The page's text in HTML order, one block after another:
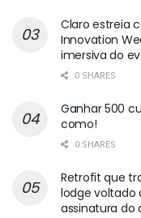
Claro estreia
Innovation
imersiva do
0 SHARES
Ganhar 500
como!
0 SHARES
Retrofit que
lodge voltado
assinatura do